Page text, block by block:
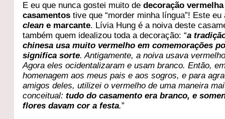
E eu que nunca gostei muito dedecoração
casamentos tive que “morder minha língua”! Este eu
clean e marcante. Lívia Hung é a noiva deste
também quem idealizou toda a decoração: “a
chinesa usa muito vermelho em comemorações
significa sorte. Antigamente, a noiva usava
Agora eles ocidentalizaram e usam branco. Então,
homenagem aos meus pais e aos sogros, e para
amigos deles, utilizei o vermelho de uma maneira
conceitual:tudo do casamento era branco, e
flores davam cor a festa.”